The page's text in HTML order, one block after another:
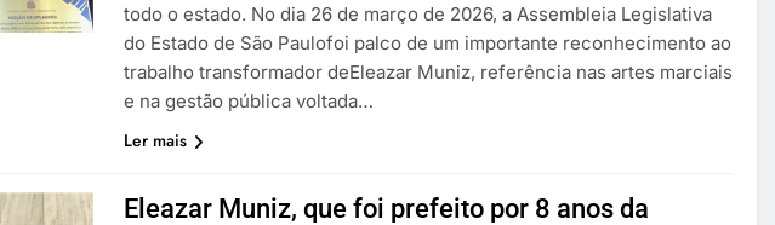
todo o estado. No dia 26 de março de 2026, a Assembleia Legislativa
do Estado de São Paulofoi palco de um importante reconhecimento ao
trabalho transformador deEleazar Muniz, referência nas artes marciais
e na gestão pública voltada…
Ler mais
Eleazar Muniz, que foi prefeito por 8 anos da